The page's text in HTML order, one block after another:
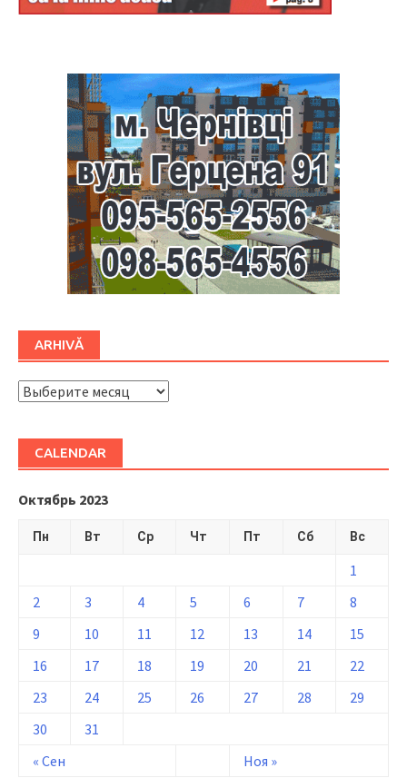
ARHIVĂ
ARHIVĂ
CALENDAR
Октябрь 2023
Пн Вт Ср Чт Пт Сб Вс
« Сен Ноя »
1
2
3 4 5 6 7
8
9
10 11 12 13 14
15
16
17 18 19 20 21
22
23
24 25 26 27 28
29
30
31